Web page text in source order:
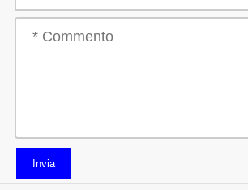
Invia